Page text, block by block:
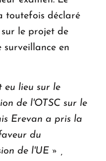
toutefois déclaré
le projet de
surveillance en
eu lieu sur le
de l'OTSC sur le
Erevan a pris la
du
de l'UE » ,